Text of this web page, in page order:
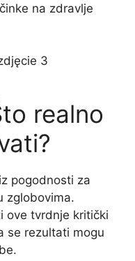
na zdravlje
realno
pogodnosti za
zglobovima.
ove tvrdnje kritički
se rezultati mogu